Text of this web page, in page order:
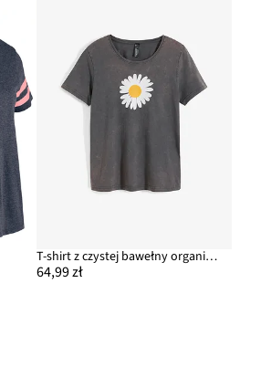
T-shirt z czystej bawełny organicznej
64,99 zł